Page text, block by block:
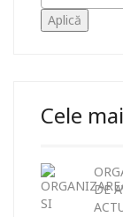
Aplică
Cele
DE